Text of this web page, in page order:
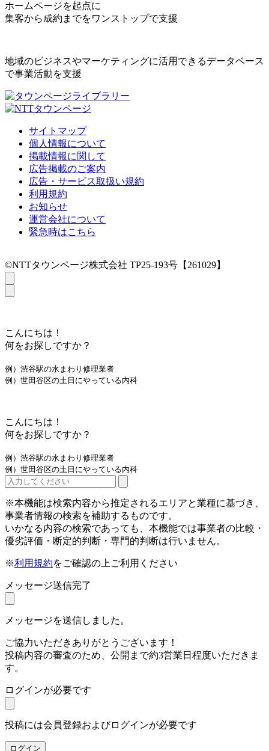
ホームページを起点に
集客から成約までをワンストップで支援
地域のビジネスやマーケティングに活用できるデータベース
で事業活動を支援
サイトマップ
個人情報について
掲載情報に関して
広告掲載のご案内
広告・サービス取扱い規約
利用規約
お知らせ
運営会社について
緊急時はこちら
©NTTタウンページ株式会社 TP25-193号【261029】
こんにちは！
何をお探しですか？
例）渋谷駅の水まわり修理業者
例）世田谷区の土日にやっている内科
こんにちは！
何をお探しですか？
例）渋谷駅の水まわり修理業者
例）世田谷区の土日にやっている内科
※本機能は検索内容から推定されるエリアと業種に基づき、
事業者情報の検索を補助するものです。
いかなる内容の検索であっても、本機能では事業者の比較・
優劣評価・断定的判断・専門的判断は行いません。
※利用規約をご確認の上ご利用ください
メッセージ送信完了
メッセージを送信しました。
ご協力いただきありがとうございます！
投稿内容の審査のため、公開まで約3営業日程度いただきま
す。
ログインが必要です
投稿には会員登録およびログインが必要です
ログイン